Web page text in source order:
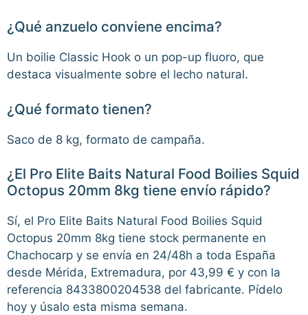
¿Qué anzuelo conviene encima?
Un boilie Classic Hook o un pop-up fluoro, que
destaca visualmente sobre el lecho natural.
¿Qué formato tienen?
Saco de 8 kg, formato de campaña.
¿El Pro Elite Baits Natural Food Boilies Squid
Octopus 20mm 8kg tiene envío rápido?
Sí, el Pro Elite Baits Natural Food Boilies Squid
Octopus 20mm 8kg tiene stock permanente en
Chachocarp y se envía en 24/48h a toda España
desde Mérida, Extremadura, por 43,99 € y con la
referencia 8433800204538 del fabricante. Pídelo
hoy y úsalo esta misma semana.